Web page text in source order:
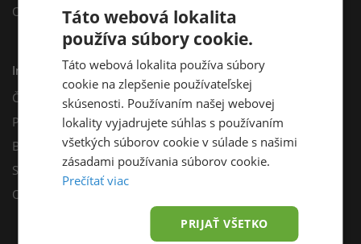
Odberné miesta
Informácie
Často kladené otázky
Poradňa
Blog
Sprievodca výberom fotovoltiky
Odporúčací program
Táto webová lokalita
používa súbory cookie.
Táto webová lokalita používa súbory
cookie na zlepšenie používateľskej
skúsenosti. Používaním našej webovej
lokality vyjadrujete súhlas s používaním
všetkých súborov cookie v súlade s našimi
zásadami používania súborov cookie.
Prečítať viac
PRIJAŤ VŠETKO